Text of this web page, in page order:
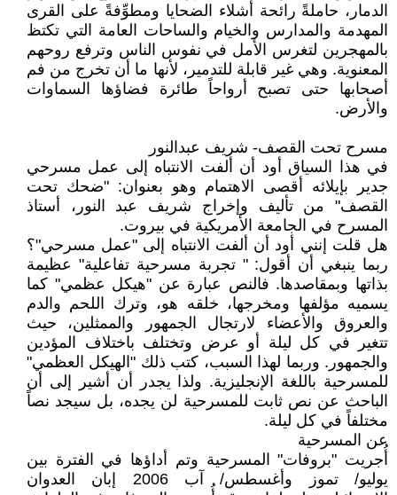
الدمار، حاملةً رائحة أشلاء الضحايا ومطوِّفةً على القرى
المهدمة والمدارس والخيام والساحات العامة التي تكتظ
بالمهجرين لتغرس الأمل في نفوس الناس وترفع روحهم
المعنوية. وهي غير قابلة للتدمير، لأنها ما أن تخرج من فم
أصحابها حتى تصبح أرواحاً طائرة فضاؤها السماوات
والأرض.
مسرح تحت القصف- شريف عبدالنور
في هذا السياق أود أن ألفت الانتباه إلى عمل مسرحي
جدير بإيلائه أقصى الاهتمام وهو بعنوان: "ضحك تحت
القصف" من تأليف وإخراج شريف عبد النور، أستاذ
المسرح في الجامعة الأمريكية في بيروت.
هل قلت إنني أود أن ألفت الانتباه إلى "عمل مسرحي"؟
ربما ينبغي أن أقول: " تجربة مسرحية تفاعلية" عظيمة
بذاتها وبمقاصدها. فالنص عبارة عن "هيكل عظمي" كما
يسميه مؤلفها ومخرجها، خلقه هو، وترك اللحم والدم
والعروق والأعضاء لارتجال الجمهور والممثلين، حيث
تتغير في كل ليلة أو عرض وتختلف باختلاف المؤدين
والجمهور. وربما لهذا السبب، كتب ذلك "الهيكل العظمي"
للمسرحية باللغة الإنجليزية. ولذا يجدر أن أشير إلى أن
الباحث عن نص ثابت للمسرحية لن يجده، بل سيجد نصاً
مختلفاً في كل ليلة.
عن المسرحية
أُجريت "بروفات" المسرحية وتم أداؤها في الفترة بين
يوليو/ تموز وأغسطس/ آب 2006 إبان العدوان